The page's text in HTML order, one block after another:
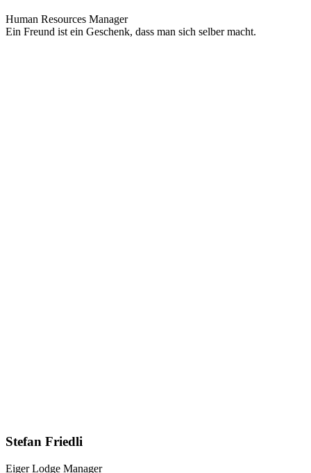
Human Resources Manager
Ein Freund ist ein Geschenk, dass man sich selber macht.
Stefan Friedli
Eiger Lodge Manager